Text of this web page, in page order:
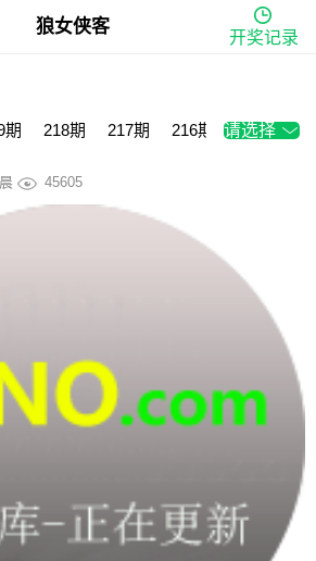
狼女侠客
开奖记录
期 218期 217期 216期 215期
请选择
45605